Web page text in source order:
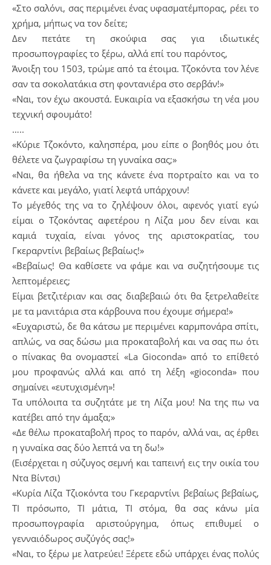
«Στο σαλόνι, σας περιμένει ένας υφασματέμπορας, ρέει το
χρήμα, μήπως να τον δείτε;
Δεν πετάτε τη σκούφια σας για ιδιωτικές
προσωπογραφίες το ξέρω, αλλά επί του παρόντος,
Άνοιξη του 1503, τρώμε από τα έτοιμα. Τζοκόντα τον λένε
σαν τα σοκολατάκια στη φοντανιέρα στο σερβάν!»
«Ναι, τον έχω ακουστά. Ευκαιρία να εξασκήσω τη νέα μου
τεχνική σφουμάτο!
…..
«Κύριε Τζοκόντο, καλησπέρα, μου είπε ο βοηθός μου ότι
θέλετε να ζωγραφίσω τη γυναίκα σας;»
«Ναι, θα ήθελα να της κάνετε ένα πορτραίτο και να το
κάνετε και μεγάλο, γιατί λεφτά υπάρχουν!
Το μέγεθός της να το ζηλέψουν όλοι, αφενός γιατί εγώ
είμαι ο Τζοκόντας αφετέρου η Λίζα μου δεν είναι και
καμιά τυχαία, είναι γόνος της αριστοκρατίας, του
Γκεραρντίνι βεβαίως βεβαίως!»
«Βεβαίως! Θα καθίσετε να φάμε και να συζητήσουμε τις
λεπτομέρειες;
Είμαι βετζιτέριαν και σας διαβεβαιώ ότι θα ξετρελαθείτε
με τα μανιτάρια στα κάρβουνα που έχουμε σήμερα!»
«Ευχαριστώ, δε θα κάτσω με περιμένει καρμπονάρα σπίτι,
απλώς, να σας δώσω μια προκαταβολή και να σας πω ότι
ο πίνακας θα ονομαστεί «La Gioconda» από το επίθετό
μου προφανώς αλλά και από τη λέξη «gioconda» που
σημαίνει «ευτυχισμένη»!
Τα υπόλοιπα τα συζητάτε με τη Λίζα μου! Να της πω να
κατέβει από την άμαξα;»
«Δε θέλω προκαταβολή προς το παρόν, αλλά ναι, ας έρθει
η γυναίκα σας δύο λεπτά να τη δω!»
(Εισέρχεται η σύζυγος σεμνή και ταπεινή εις την οικία του
Ντα Βίντσι)
«Κυρία Λίζα Τζιοκόντα του Γκεραρντίνι βεβαίως βεβαίως,
ΤΙ πρόσωπο, ΤΙ μάτια, ΤΙ στόμα, θα σας κάνω μία
προσωπογραφία αριστούργημα, όπως επιθυμεί ο
γενναιόδωρος συζύγός σας!»
«Ναι, το ξέρω με λατρεύει! Ξέρετε εδώ υπάρχει ένας πολύς